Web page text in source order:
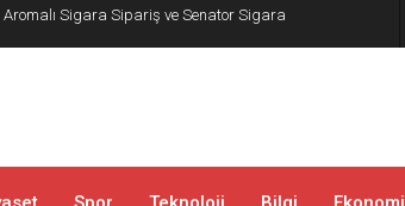
Sigara Sipariş ve Senator Sigara